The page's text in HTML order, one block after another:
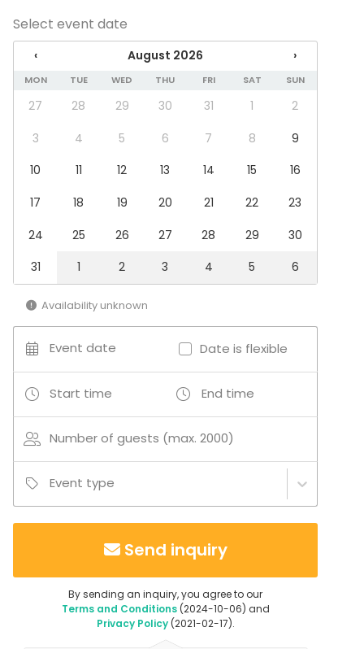
Additional information about services and facilities
Kysy lisää majoittumismahdollisuudesta Viking
Motellin huoneissa sekä mökeissä!
Select event date
‹ August 2026 ›
MON TUE WED THU FRI SAT SUN
27 28 29 30 31 1
2
3
4 5 6 7 8
9
10
11 12 13 14 15
16
17
18 19 20 21 22
23
24
25 26 27 28 29
30
31
1 2 3 4 5 6
Availability unknown
Event date Date is flexible
Start time End time
Number of guests (max. 2000)
Event type
Send inquiry
By sending an inquiry, you agree to our
Terms and Conditions(2024-10-06) and
Privacy Policy(2021-02-17).